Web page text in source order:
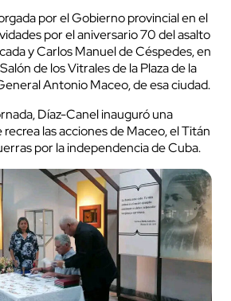
por el Gobierno provincial en el
por el aniversario 70 del asalto
y Carlos Manuel de Céspedes, en
de los Vitrales de la Plaza de la
Antonio Maceo, de esa ciudad.
Díaz-Canel inauguró una
las acciones de Maceo, el Titán
por la independencia de Cuba.